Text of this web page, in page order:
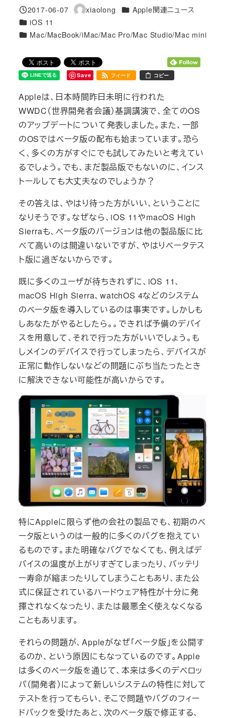
投稿日
2017-06-07
著
xiaolong カテゴリー
Apple関連ニュース
カテゴリー
iOS 11
カテゴリー
Mac/MacBook/iMac/Mac Pro/Mac Studio/Mac mini
Save フィード コピー
Appleは、日本時間昨日未明に行われた
WWDC（世界開発者会議）基調講演で、全てのOS
のアップデートについて発表しました。また、一部
のOSではベータ版の配布も始まっています。恐ら
く、多くの方がすぐにでも試してみたいと考えてい
るでしょう。でも、まだ製品版でもないのに、インス
トールしても大丈夫なのでしょうか？
その答えは、やはり待った方がいい、ということに
なりそうです。なぜなら、iOS 11やmacOS High
Sierraも、ベータ版のバージョンは他の製品版に比
べて高いのは間違いないですが、やはりベータテス
ト版に過ぎないからです。
既に多くのユーザが待ちきれずに、iOS 11、
macOS High Sierra、watchOS 4などのシステム
のベータ版を導入しているのは事実です。しかしも
しあなたがやるとしたら。。できれば予備のデバイ
スを用意して、それで行った方がいいでしょう。も
しメインのデバイスで行ってしまったら、デバイスが
正常に動作しないなどの問題にぶち当たったとき
に解決できない可能性が高いからです。
特にAppleに限らず他の会社の製品でも、初期のベ
ータ版というのは一般的に多くのバグを抱えてい
るものです。また明確なバグでなくても、例えばデ
バイスの温度が上がりすぎてしまったり、バッテリ
ー寿命が縮まったりしてしまうこともあり、また公
式に保証されているハードウェア特性が十分に発
揮されなくなったり、または最悪全く使えなくなる
こともあります。
それらの問題が、Appleがなぜ「ベータ版」を公開す
るのか、という原因にもなっているのです。Apple
は多くのベータ版を通じて、本来は多くのデベロッ
パ（開発者）によって新しいシステムの特性に対して
テストを行ってもらい、そこで問題やバグのフィー
ドバックを受けたあと、次のベータ版で修正する、